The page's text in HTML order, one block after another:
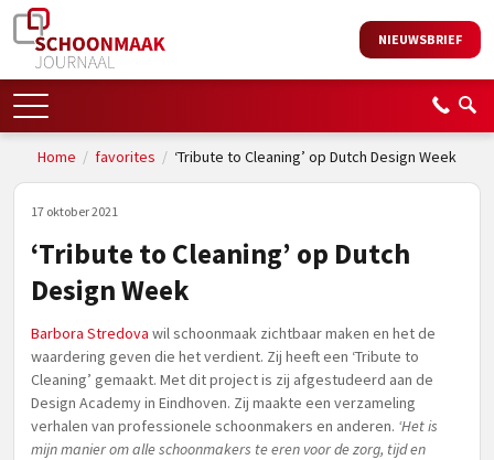
NIEUWSBRIEF
Home / favorites / ‘Tribute to Cleaning’ op Dutch Design Week
17 oktober 2021
‘Tribute to Cleaning’ op Dutch
Design Week
Barbora Stredova wil schoonmaak zichtbaar maken en het de
waardering geven die het verdient. Zij heeft een ‘Tribute to
Cleaning’ gemaakt. Met dit project is zij afgestudeerd aan de
Design Academy in Eindhoven. Zij maakte een verzameling
verhalen van professionele schoonmakers en anderen. ‘Het is
mijn manier om alle schoonmakers te eren voor de zorg, tijd en